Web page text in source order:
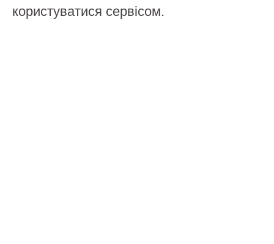
користуватися сервісом.